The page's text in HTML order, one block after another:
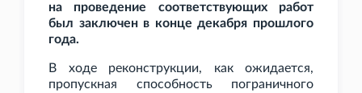
на проведение соответствующих работ
был заключен в конце декабря прошлого
года.
В ходе реконструкции, как ожидается,
пропускная способность пограничного